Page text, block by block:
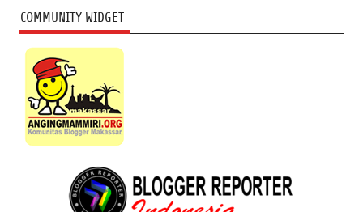
COMMUNITY WIDGET